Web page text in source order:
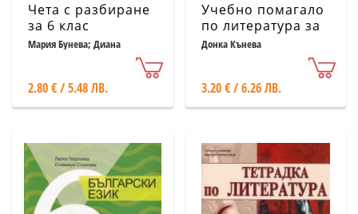
Чета с разбиране
за 6 клас
Мария Бунева; Диана
Алексиева; Светла Атанасова
2.80 € / 5.48 ЛВ.
Учебно помагало
по литература за
6. клас:По новата
учебна програма
Донка Кънева
3.20 € / 6.26 ЛВ.